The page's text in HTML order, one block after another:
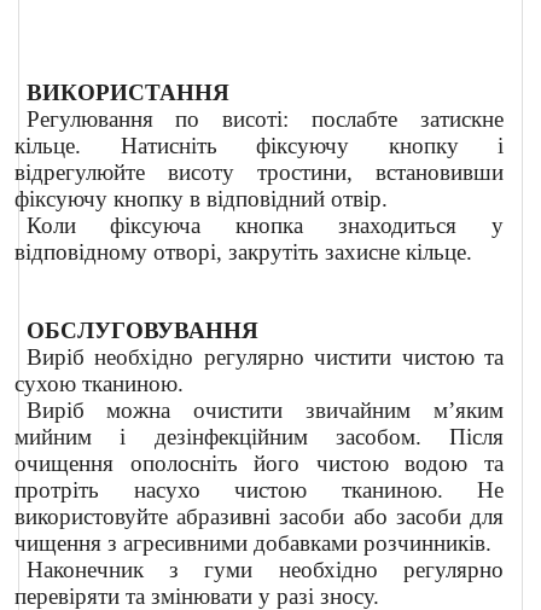
ВИКОРИСТАННЯ
Регулювання по висоті: послабте затискне
кільце. Натисніть фіксуючу кнопку і
відрегулюйте висоту тростини, встановивши
фіксуючу кнопку в відповідний отвір.
Коли фіксуюча кнопка знаходиться у
відповідному отворі, закрутіть захисне кільце.
ОБСЛУГОВУВАННЯ
Виріб необхідно регулярно чистити чистою та
сухою тканиною.
Виріб можна очистити звичайним м’яким
мийним і дезінфекційним засобом. Після
очищення ополосніть його чистою водою та
протріть насухо чистою тканиною. Не
використовуйте абразивні засоби або засоби для
чищення з агресивними добавками розчинників.
Наконечник з гуми необхідно регулярно
перевіряти та змінювати у разі зносу.